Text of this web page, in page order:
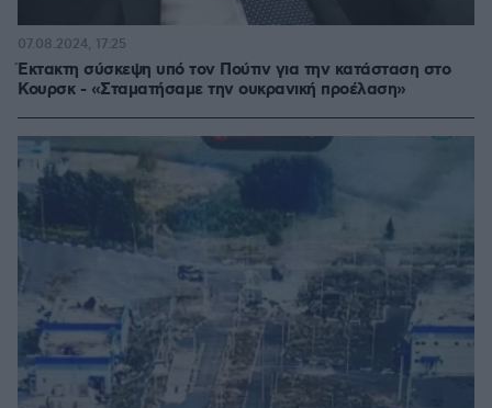
Έκτακτη σύσκεψη υπό τον Πούτιν για την κατάσταση στο
Κουρσκ - «Σταματήσαμε την ουκρανική προέλαση»
07.08.2024, 17:25